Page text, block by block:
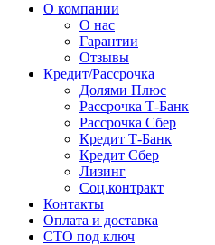
О компании
О нас
Гарантии
Отзывы
Кредит/Рассрочка
Долями Плюс
Рассрочка Т-Банк
Рассрочка Сбер
Кредит Т-Банк
Кредит Сбер
Лизинг
Соц.контракт
Контакты
Оплата и доставка
СТО под ключ